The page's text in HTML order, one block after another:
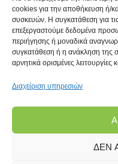
cookies για την αποθήκευση ή/
συσκευών. Η συγκατάθεση για
επεξεργαστούμε δεδομένα
περιήγησης ή μοναδικά
συγκατάθεση ή η ανάκληση της
αρνητικά ορισμένες λειτουργίες
Διαχείριση υπηρεσιών
ΔΕΝ
Copyright © 2026 |